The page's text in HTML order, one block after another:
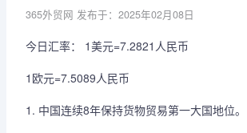
365外贸网 发布于：2025年02月08日
今日汇率： 1美元=7.2821人民币
1欧元=7.5089人民币
1. 中国连续8年保持货物贸易第一大国地位。